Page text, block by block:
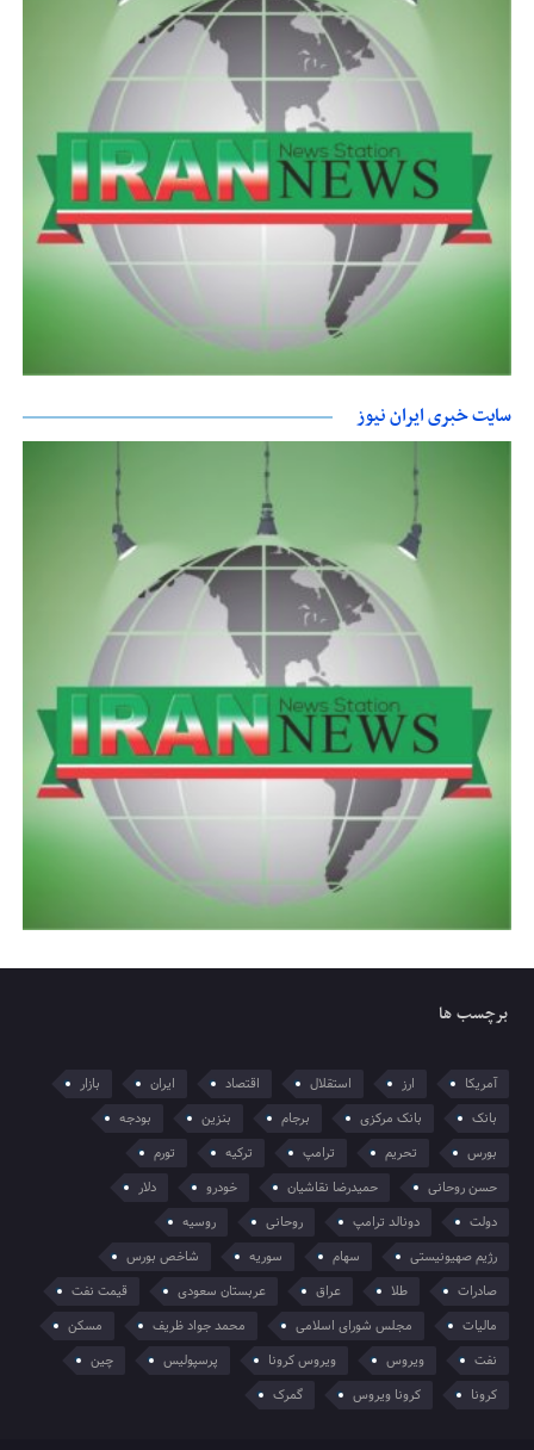
سایت خبری ایران نیوز
برچسب ها
آمریکا ارز استقلال اقتصاد ایران
بازار
بانک
بانک مرکزی برجام بنزین
بودجه
بورس
تحریم ترامپ ترکیه
تورم
حسن روحانی
حمیدرضا نقاشیان خودرو
دلار
دولت
دونالد ترامپ روحانی
روسیه
رژیم صهیونیستی
سهام سوریه
شاخص بورس
صادرات
طلا عراق عربستان سعودی
قیمت نفت
مالیات
مجلس شورای اسلامی محمد جواد ظریف
مسکن
نفت
ویروس ویروس کرونا پرسپولیس
چین
کرونا
کرونا ویروس گمرک